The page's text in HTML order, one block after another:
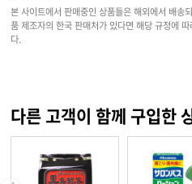
본 사이트에서 판매중인 상품들은 해외에서 배송
품 제조자의 한국 판매처가 있다면 해당 규정에
다.
다른 고객이 함께 구입한